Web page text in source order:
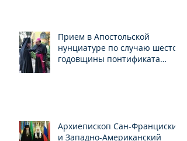
Прием в Апостольской
нунциатуре по случаю шестой
годовщины понтификата
Архиепископ Сан-Франциский
и Западно-Американский